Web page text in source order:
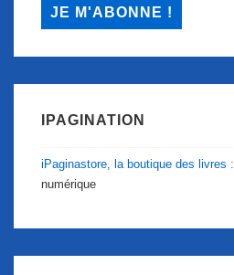
IPAGINATION
iPaginastore, la boutique des livres :
numérique